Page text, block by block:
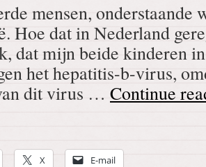
mensen,
Hoe dat in Nederland
dat mijn beide kinderen
het hepatitis-b-virus,
dit virus … Continue
X E-mail